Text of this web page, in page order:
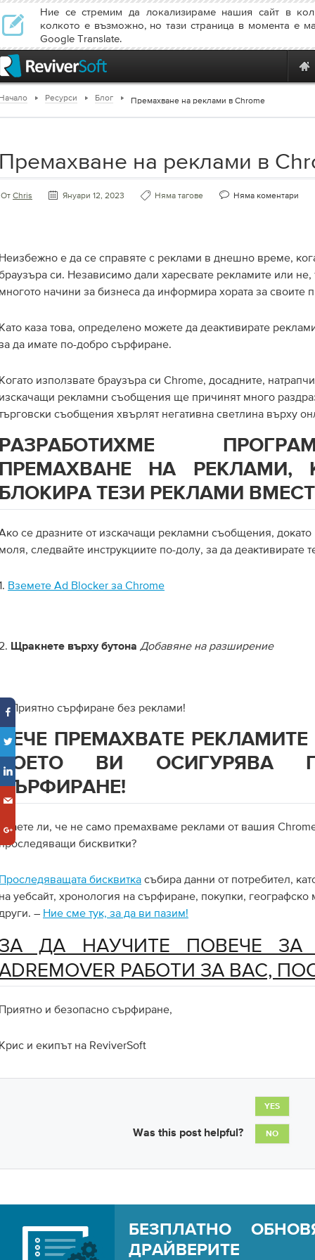
Ние се стремим да локализираме нашия сайт в
колкото е възможно, но тази страница в момента е
Google Translate.
Ресурси Блог Премахване на реклами в Chrome
на реклами в
От Chris Януари 12, 2023 Няма тагове Няма коментари
е да се справяте с реклами в днешно време,
си. Независимо дали харесвате рекламите или не,
начини за бизнеса да информира хората за своите
каза това, определено можете да деактивирате
да имате по-добро сърфиране.
използвате браузъра си Chrome, досадните,
рекламни съобщения ще причинят много
съобщения хвърлят негативна светлина върху
НА РЕКЛАМИ,
ТЕЗИ РЕКЛАМИ
се дразните от изскачащи рекламни съобщения, докато
следвайте инструкциите по-долу, за да деактивирате
Вземете Ad Blocker за Chrome
Щракнете върху бутона Добавяне на разширение
Приятно сърфиране без реклами!
ПРЕМАХВАТЕ РЕКЛАМИТЕ
ВИ ОСИГУРЯВА
ли, че не само премахваме реклами от вашия
бисквитки?
бисквитка събира данни от потребител,
уебсайт, хронология на сърфиране, покупки,
– Ние сме тук, за да ви пазим!
ДА НАУЧИТЕ ПОВЕЧЕ ЗА
РАБОТИ ЗА ВАС,
и безопасно сърфиране,
и екипът на ReviverSoft
Was this post helpful?
YES
NO
БЕЗПЛАТНО
ДРАЙВЕРИТЕ